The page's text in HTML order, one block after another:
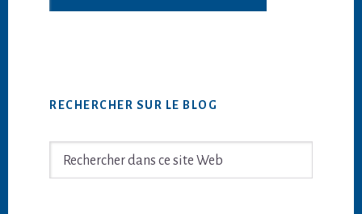
principale
RECHERCHER SUR LE BLOG
Rechercher